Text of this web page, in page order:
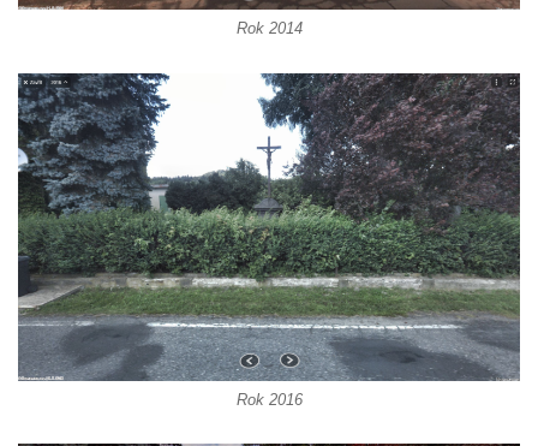
Kříž poblíž domu čp. 169 v Plavu
Boží muka v Plavu
Kříž u Obrázku severovýchodně od
Práchně
Kříž na rozcestí u domu čp. 283 v Dolním
Podluží
Görnerův kříž u silnice č. 264 v Dolním
Podluží
Kříž u domu čp. 155 v Chřibské
Údajný kříž u domu čp. 283 ve Chřibské
Rok 2014
Rok 2016